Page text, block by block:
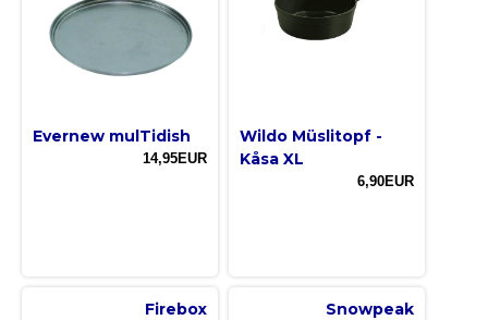
Evernew mulTidish
14,95EUR
Wildo Müslitopf -
Kåsa XL
6,90EUR
Firebox Snowpeak